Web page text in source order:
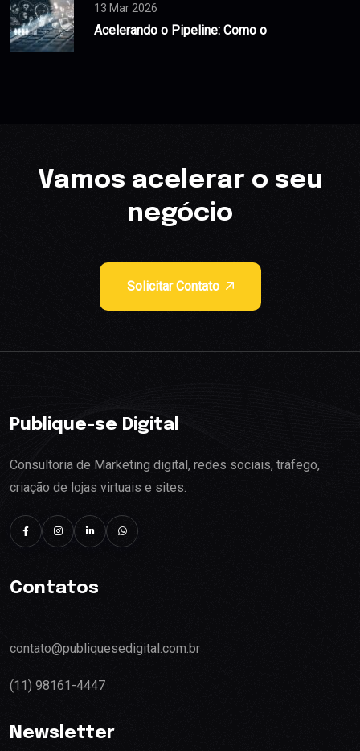
13 Mar 2026
Acelerando o Pipeline: Como o
Vamos acelerar o seu
negócio
Solicitar Contato
Publique-se Digital
Consultoria de Marketing digital, redes sociais, tráfego,
criação de lojas virtuais e sites.
Contatos
contato@publiquesedigital.com.br
(11) 98161-4447
Newsletter